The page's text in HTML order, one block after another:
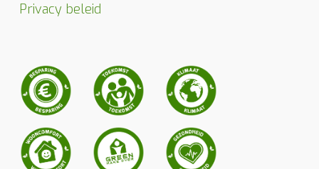
Privacy beleid